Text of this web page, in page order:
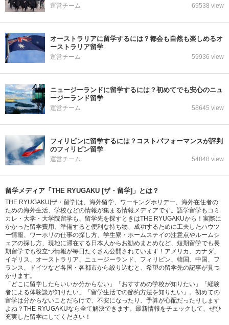
運営チーム 69538 view
オーストラリアに留学するには？都会も自然も楽しめるオ
ーストラリア留学
運営チーム 59936 view
ニュージーランドに留学するには？初めてでも安心のニュ
ージーランド留学
運営チーム 58645 view
フィリピンに留学するには？コストパフォーマンスが評判
のフィリピン留学
運営チーム 54848 view
留学メディア「THE RYUGAKU [ザ・留学]」とは？
THE RYUGAKU[ザ・留学]は、海外留学、ワーキングホリデー、海外在住者の
ための海外生活、学校などの情報が集まる情報メディアです。語学留学もコミ
カレ・大学・大学院留学も、留学先を探すときはTHE RYUGAKUから！実際に
かかった留学費用、準備すると便利な持ち物、成功するために工夫したハウツ
ー情報、ワーホリの仕事の探し方、学生寮・ホームステイの注意点やルームシ
ェアの探し方、現地に滞在する日本人からお勧めまとめなど、短期留学でも長
期留学でも役立つ情報が毎日たくさん公開されています！アメリカ、カナダ、
イギリス、オーストラリア、ニュージーランド、フィリピン、韓国、中国、フ
ランス、ドイツなど各国・各都市から絞り込むと、希望の留学先の記事が見つ
かります。
「どこに留学したらいいか分からない」「おすすめの学校が知りたい」「経験
者による体験談が知りたい」「留学生活での節約方法を知りたい」。初めての
留学は分からないことだらけで、不安になったり、予算が心配だったりします
よね？THE RYUGAKUなら全て解決できます。最新情報をチェックして、ぜひ
充実した留学にしてください！